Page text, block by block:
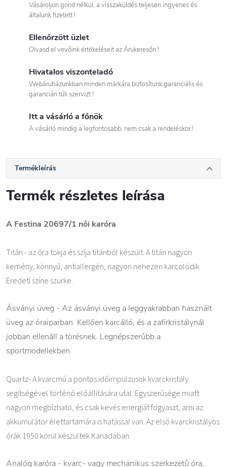
Vásároljon gond nélkül, a visszaküldés teljesen ingyenes és
általunk fizetett !
Ellenőrzött üzlet
Olvasd el vevőink értékeléseit az Árukeresőn !
Hivatalos viszonteladó
Webáruházunkban minden márkára biztosítunk garanciális és
garancián túli szervizt !
Itt a vásárló a főnök
A vásárló mindig a legfontosabb, nem csak a rendeléskor !
Termékleírás
Termék részletes leírása
A Festina 20697/1 női karóra
Titán - az óra tokja és szíja titánból készült. A titán nagyon
kemény, könnyű, antiallergén, nagyon nehezen karcolódik.
Eredeti színe szürke.
Ásványi üveg - Az ásványi üveg a leggyakrabban használt
üveg az óraiparban. Kellően karcálló, és a zafírkristálynál
jobban ellenáll a törésnek. Legnépszerűbb a
sportmodellekben.
Quartz- A kvarcmű a pontos időimpulzusok kvarckristály
segítségével történő előállítására utal. Egyszerűsége miatt
nagyon megbízható, és csak kevés energiát fogyaszt, ami az
akkumulátor élettartamára is hatással van. Az első kvarckristályos
órák 1950 körül készültek Kanadában.
Analóg karóra - kvarc- vagy mechanikus szerkezetű óra,